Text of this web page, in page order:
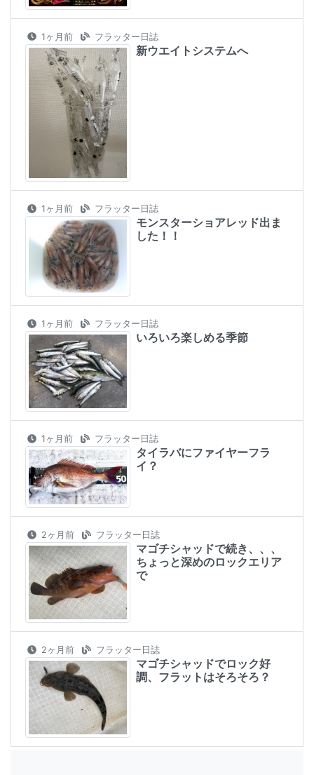
1ヶ月前 フラッター日誌
新ウエイトシステムへ
1ヶ月前 フラッター日誌
モンスターショアレッド出ま
した！！
1ヶ月前 フラッター日誌
いろいろ楽しめる季節
1ヶ月前 フラッター日誌
タイラバにファイヤーフラ
イ？
2ヶ月前 フラッター日誌
マゴチシャッドで続き、、、
ちょっと深めのロックエリア
で
2ヶ月前 フラッター日誌
マゴチシャッドでロック好
調、フラットはそろそろ？